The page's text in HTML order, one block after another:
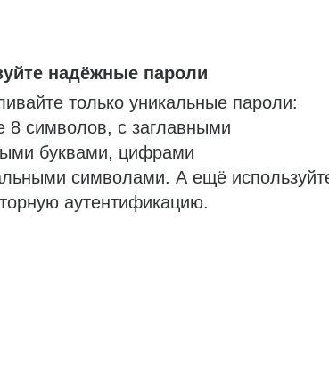
надёжные пароли
только уникальные пароли:
8 символов, с заглавными
буквами, цифрами
символами. А ещё
аутентификацию.